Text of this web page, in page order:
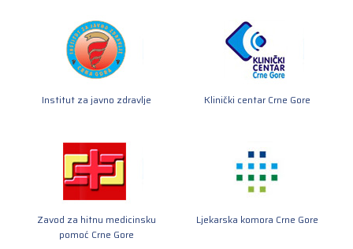
Institut za javno zdravlje Klinički centar Crne Gore
Zavod za hitnu medicinsku
pomoć Crne Gore
Ljekarska komora Crne Gore